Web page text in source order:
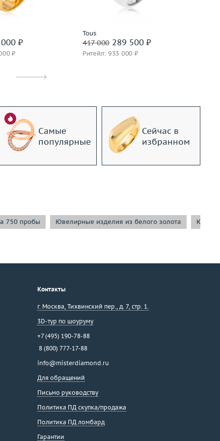
₽
₽
Tous
417 000289 500 ₽
Ритейл: 933 000 ₽
Подробнее
Самые
популярные
Сейчас в
избранном
750 пробы Ювелирные изделия из белого золота
Контакты
г. Москва, Тихвинский пер., д. 7, стр. 1.
3D-тур по шоуруму
+7 (495) 190-78-88
8 (800) 777-17-88
info@misterdiamond.ru
Для обращений
Письмо руководству
Политика ПД скупка/продажа
Политика ПД ломбард
Гарантии